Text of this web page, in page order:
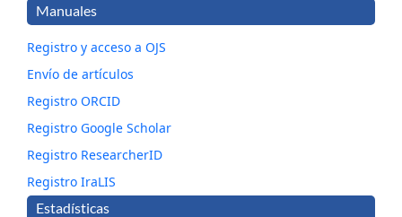
Manuales
Registro y acceso a OJS
Envío de artículos
Registro ORCID
Registro Google Scholar
Registro ResearcherID
Registro IraLIS
Estadísticas